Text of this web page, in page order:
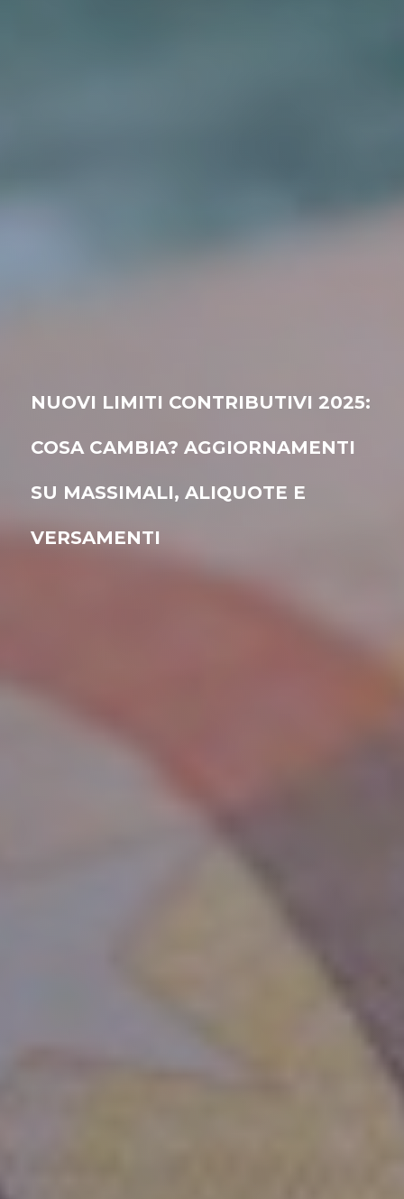
NUOVI LIMITI CONTRIBUTIVI 2025:
COSA CAMBIA? AGGIORNAMENTI
SU MASSIMALI, ALIQUOTE E
VERSAMENTI